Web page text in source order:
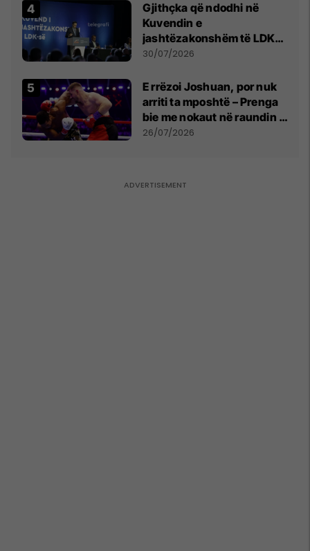
Gjithçka që ndodhi në
Kuvendin e
jashtëzakonshëm të LDK-
së
30/07/2026
E rrëzoi Joshuan, por nuk
arriti ta mposhtë – Prenga
bie me nokaut në raundin e
dytë
26/07/2026